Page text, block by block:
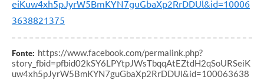
SIC
eiKuw4xh5pJyrW5BmKYN7guGbaXp2RrDDUl&id=10006
3638821375
Fonte: https://www.facebook.com/permalink.php?
story_fbid=pfbid02kSY6LPYtpJWsTbqqAtEZtdH2qSoURSeiK
uw4xh5pJyrW5BmKYN7guGbaXp2RrDDUl&id=100063638